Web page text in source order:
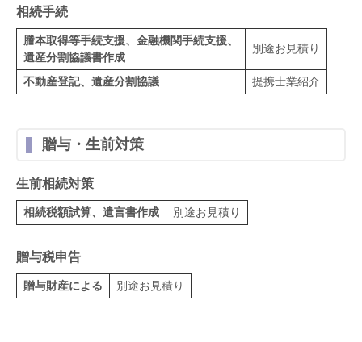
相続手続
謄本取得等手続支援、金融機関手続支援、
遺産分割協議書作成
別途お見積り
不動産登記、遺産分割協議 提携士業紹介
贈与・生前対策
生前相続対策
相続税額試算、遺言書作成 別途お見積り
贈与税申告
贈与財産による 別途お見積り